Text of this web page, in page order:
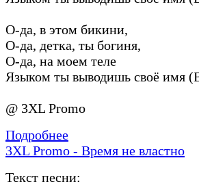
О-да, в этом бикини,
О-да, детка, ты богиня,
О-да, на моем теле
Языком ты выводишь своё имя
@ 3XL Promo
Подробнее
3XL Promo - Время не властно
Текст песни: